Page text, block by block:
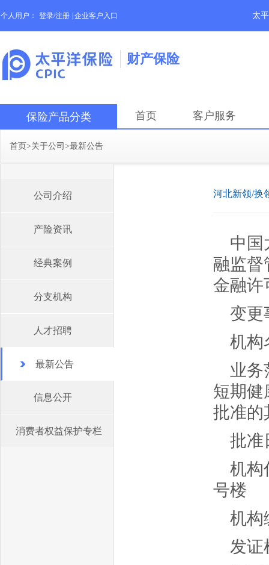
个人用户： 登录/注册 企业客户入口 太
财产保险
保险产品分类 首页 客户服务
首页>关于公司 >最新公告
公司介绍
产险资讯
经典案例
分支机构
人才招聘
最新公告
信息公开
消费者权益保护专栏
河北新领/换
中国
融监督
金融许
变更
机构
业务
短期健
批准的
批准
机构
号楼
机构
发证